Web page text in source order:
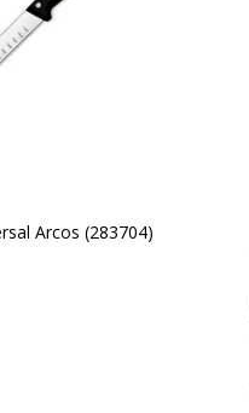
Arcos (283704)